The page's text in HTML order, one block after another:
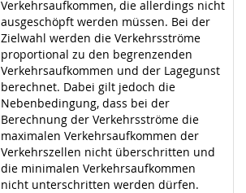
Verkehrsaufkommen, die allerdings nicht
ausgeschöpft werden müssen. Bei der
Zielwahl werden die Verkehrsströme
proportional zu den begrenzenden
Verkehrsaufkommen und der Lagegunst
berechnet. Dabei gilt jedoch die
Nebenbedingung, dass bei der
Berechnung der Verkehrsströme die
maximalen Verkehrsaufkommen der
Verkehrszellen nicht überschritten und
die minimalen Verkehrsaufkommen
nicht unterschritten werden dürfen.